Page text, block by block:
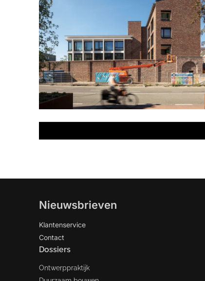
Nieuwsbrieven
Klantenservice
Contact
Dossiers
Ontwerppraktijk